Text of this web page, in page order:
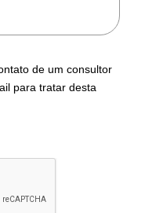
de um consultor
para tratar desta